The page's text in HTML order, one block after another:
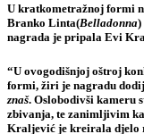
U kratkometražnoj formi
Branko Linta(Belladonna)
nagrada je pripala Evi
“U ovogodišnjoj oštroj
formi, žiri je nagradu
znaš. Oslobodivši kameru
zbivanja, te zanimljivim
Kraljević je kreirala djelo